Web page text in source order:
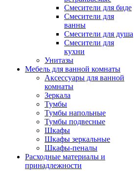
Смесители для биде
Смесители для
ванны
Смесители для душа
Смесители для
кухни
Унитазы
Мебель для ванной комнаты
Аксессуары для ванной
комнаты
Зеркала
Тумбы
Тумбы напольные
Тумбы подвесные
Шкафы
Шкафы зеркальные
Шкафы-пеналы
Расходные материалы и
принадлежности